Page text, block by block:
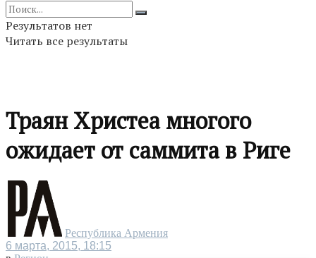
Результатов нет
Читать все результаты
Траян Христеа многого
ожидает от саммита в Риге
Республика Армения
6 марта, 2015, 18:15